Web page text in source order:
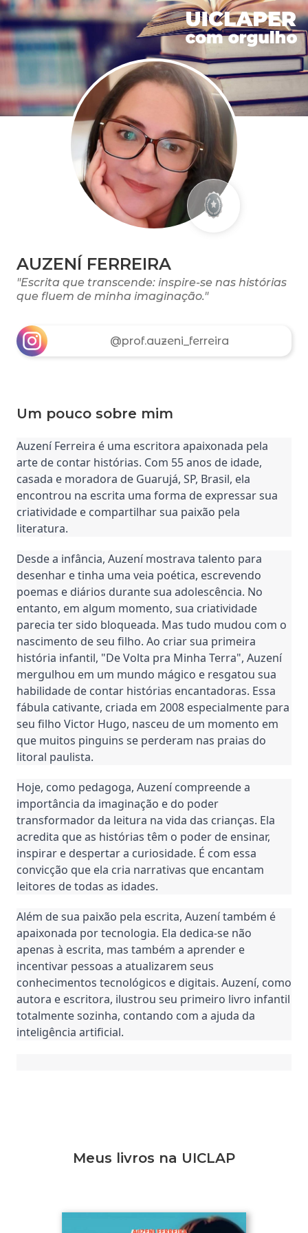
AUZENÍ FERREIRA
"Escrita que transcende: inspire-se nas histórias
que fluem de minha imaginação."
@prof.auzeni_ferreira
Um pouco sobre mim
Auzení Ferreira é uma escritora apaixonada pela
arte de contar histórias. Com 55 anos de idade,
casada e moradora de Guarujá, SP, Brasil, ela
encontrou na escrita uma forma de expressar sua
criatividade e compartilhar sua paixão pela
literatura.
Desde a infância, Auzení mostrava talento para
desenhar e tinha uma veia poética, escrevendo
poemas e diários durante sua adolescência. No
entanto, em algum momento, sua criatividade
parecia ter sido bloqueada. Mas tudo mudou com o
nascimento de seu filho. Ao criar sua primeira
história infantil, "De Volta pra Minha Terra", Auzení
mergulhou em um mundo mágico e resgatou sua
habilidade de contar histórias encantadoras. Essa
fábula cativante, criada em 2008 especialmente para
seu filho Victor Hugo, nasceu de um momento em
que muitos pinguins se perderam nas praias do
litoral paulista.
Hoje, como pedagoga, Auzení compreende a
importância da imaginação e do poder
transformador da leitura na vida das crianças. Ela
acredita que as histórias têm o poder de ensinar,
inspirar e despertar a curiosidade. É com essa
convicção que ela cria narrativas que encantam
leitores de todas as idades.
Além de sua paixão pela escrita, Auzení também é
apaixonada por tecnologia. Ela dedica-se não
apenas à escrita, mas também a aprender e
incentivar pessoas a atualizarem seus
conhecimentos tecnológicos e digitais. Auzení, como
autora e escritora, ilustrou seu primeiro livro infantil
totalmente sozinha, contando com a ajuda da
inteligência artificial.
Meus livros na UICLAP